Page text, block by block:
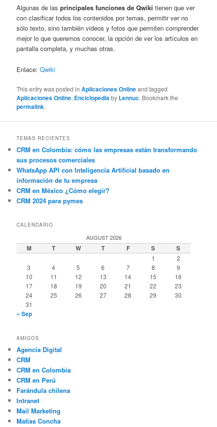
Algunas de lasprincipales funciones de Qwiki tienen que ver
con clasificar todos los contenidos por temas, permitir ver no
sólo texto, sino también videos y fotos que permiten comprender
mejor lo que queremos conocer, la opción de ver los artículos en
pantalla completa, y muchas otras.
Enlace:Qwiki
This entry was posted inAplicaciones Onlineand tagged
Aplicaciones Online, Enciclopediaby Lennuc. Bookmark the
permalink.
TEMAS RECIENTES
CRM en Colombia: cómo las empresas están transformando
sus procesos comerciales
WhatsApp API con Inteligencia Artificial basado en
información de tu empresa
CRM en México ¿Cómo elegir?
CRM 2024 para pymes
CALENDARIO
AUGUST 2026
M T W T F S S
1
2
3
4 5 6 7 8
9
10
11 12 13 14 15
16
17
18 19 20 21 22
23
24
25 26 27 28 29
30
31
« Sep
AMIGOS
Agencia Digital
CRM
CRM en Colombia
CRM en Perú
Farándula chilena
Intranet
Mail Marketing
Matias Concha